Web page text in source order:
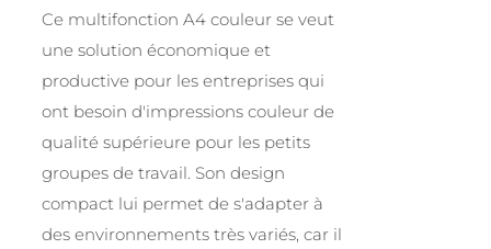
Ce multifonction A4 couleur se veut
une solution économique et
productive pour les entreprises qui
ont besoin d'impressions couleur de
qualité supérieure pour les petits
groupes de travail. Son design
compact lui permet de s'adapter à
des environnements très variés, car il